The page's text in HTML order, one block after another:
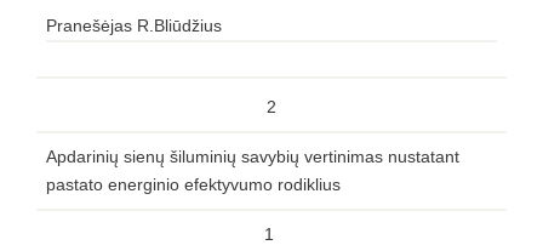
Pranešėjas R.Bliūdžius
2
Apdarinių sienų šiluminių savybių vertinimas nustatant
pastato energinio efektyvumo rodiklius
1